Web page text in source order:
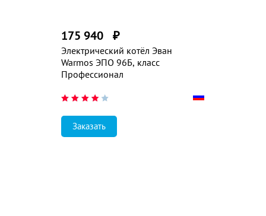
Электрический котёл Эван
Warmos ЭПО 96Б, класс
Профессионал
175 940 ₽
Заказать